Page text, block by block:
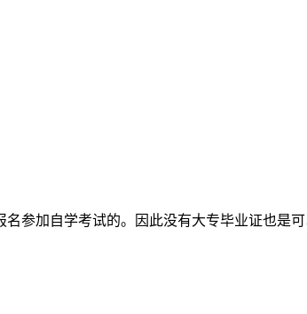
参加自学考试的。因此没有大专毕业证也是可